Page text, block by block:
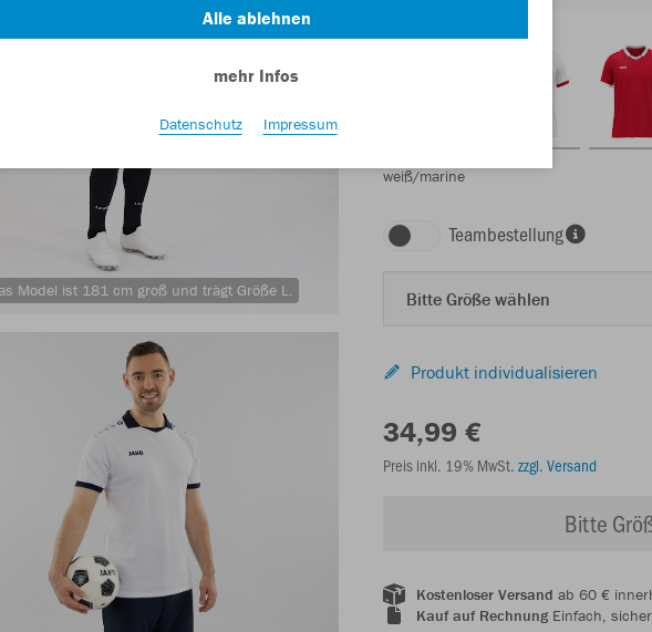
Model ist 181 cm groß und trägt Größe L.
weiß/marine
Teambestellung
Bitte Größe wählen
Produkt individualisieren
34,99 €
Preis inkl. 19% MwSt. zzgl. Versand
Bitte
Kostenloser Versand ab 60 €
Kauf auf RechnungEinfach,
Alle ablehnen
mehr Infos
Datenschutz Impressum